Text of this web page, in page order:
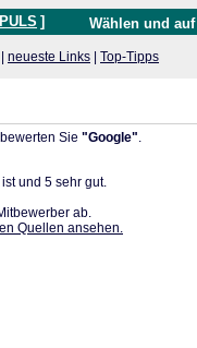
] Wählen und auf
neueste Links Top-Tipps
Sie "Google".
und 5 sehr gut.
ab.
Quellen ansehen.